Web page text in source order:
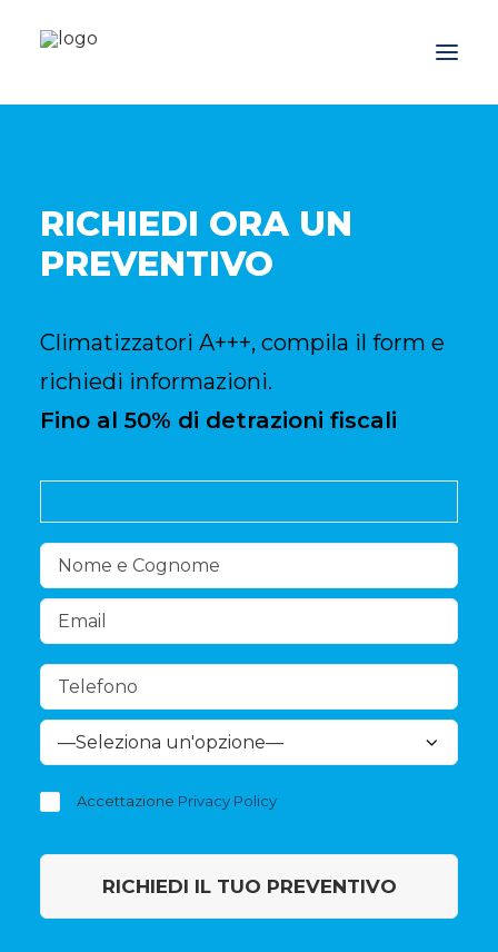
Promozioni
Contatti
Downloads
RICHIEDI ORA UN
PREVENTIVO
Climatizzatori A+++, compila il form e
richiedi informazioni.
Fino al 50% di detrazioni fiscali
Accettazione Privacy Policy